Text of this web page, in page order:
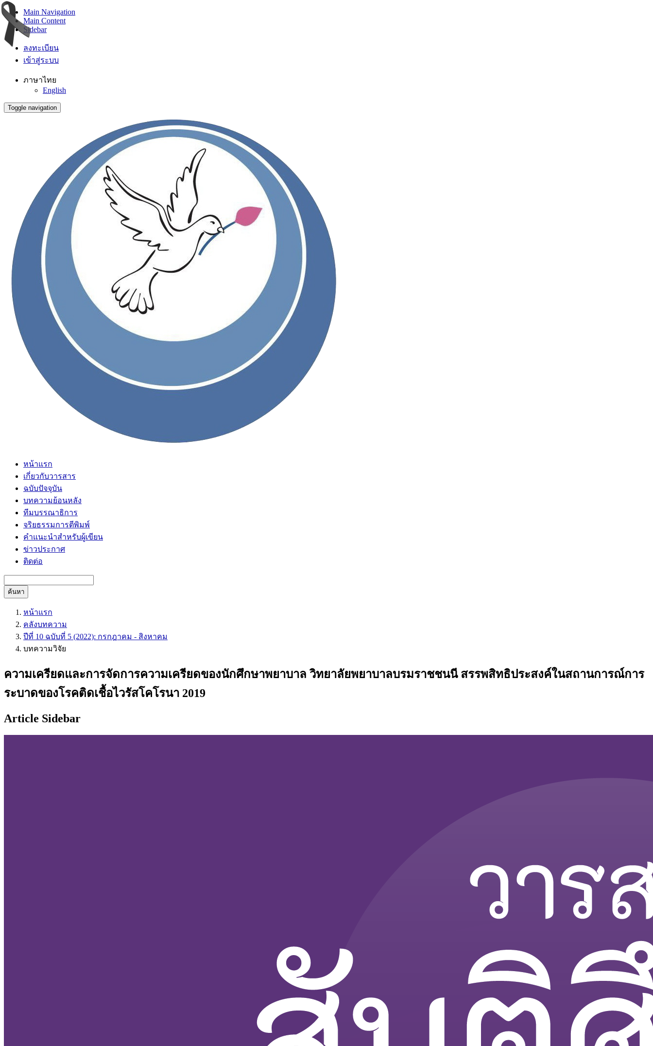
Main Navigation
Main Content
Sidebar
ลงทะเบียน
เข้าสู่ระบบ
ภาษาไทย
English
Toggle navigation
หน้าแรก
เกี่ยวกับวารสาร
ฉบับปัจจุบัน
บทความย้อนหลัง
ทีมบรรณาธิการ
จริยธรรมการตีพิมพ์
คำแนะนำสำหรับผู้เขียน
ข่าวประกาศ
ติดต่อ
ค้นหา
หน้าแรก
คลังบทความ
ปีที่ 10 ฉบับที่ 5 (2022): กรกฎาคม - สิงหาคม
บทความวิจัย
ความเครียดและการจัดการความเครียดของนักศึกษาพยาบาล วิทยาลัยพยาบาลบรมราชชนนี สรรพสิทธิประสงค์ในสถานการณ์การ
ระบาดของโรคติดเชื้อไวรัสโคโรนา 2019
Article Sidebar